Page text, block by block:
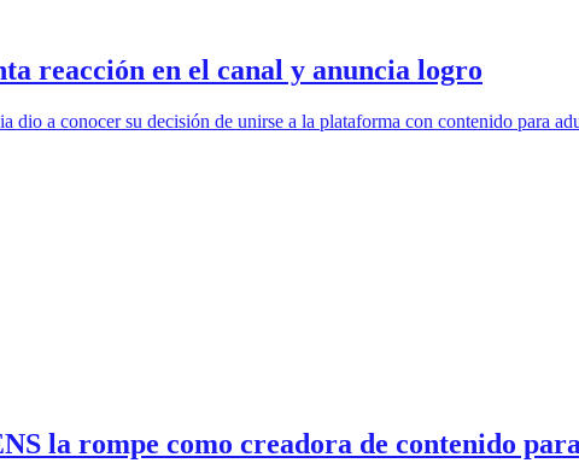
reacción en el canal y anuncia logro
a conocer su decisión de unirse a la plataforma con contenido para
la rompe como creadora de contenido